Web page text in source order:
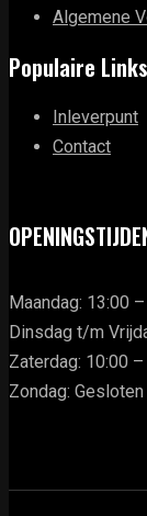
Algemene
Populaire Links
Inleverpunt
Contact
Maandag: 13:00
Dinsdag t/m
Zaterdag: 10:00
Zondag: Gesloten